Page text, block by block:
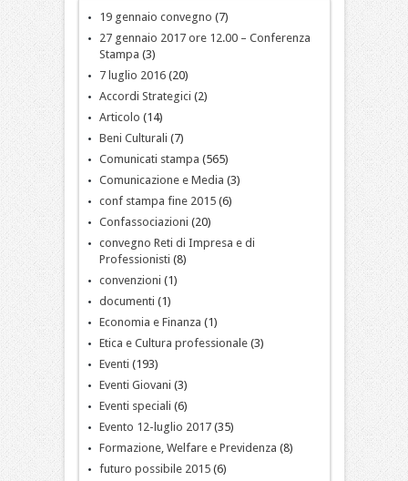
19 gennaio convegno (7)
27 gennaio 2017 ore 12.00 – Conferenza
Stampa (3)
7 luglio 2016(20)
Accordi Strategici (2)
Articolo (14)
Beni Culturali (7)
Comunicati stampa (565)
Comunicazione e Media (3)
conf stampa fine 2015(6)
Confassociazioni (20)
convegno Reti di Impresa e di
Professionisti (8)
convenzioni (1)
documenti (1)
Economia e Finanza (1)
Etica e Cultura professionale(3)
Eventi (193)
Eventi Giovani (3)
Eventi speciali (6)
Evento 12-luglio 2017(35)
Formazione, Welfare e Previdenza (8)
futuro possibile 2015(6)